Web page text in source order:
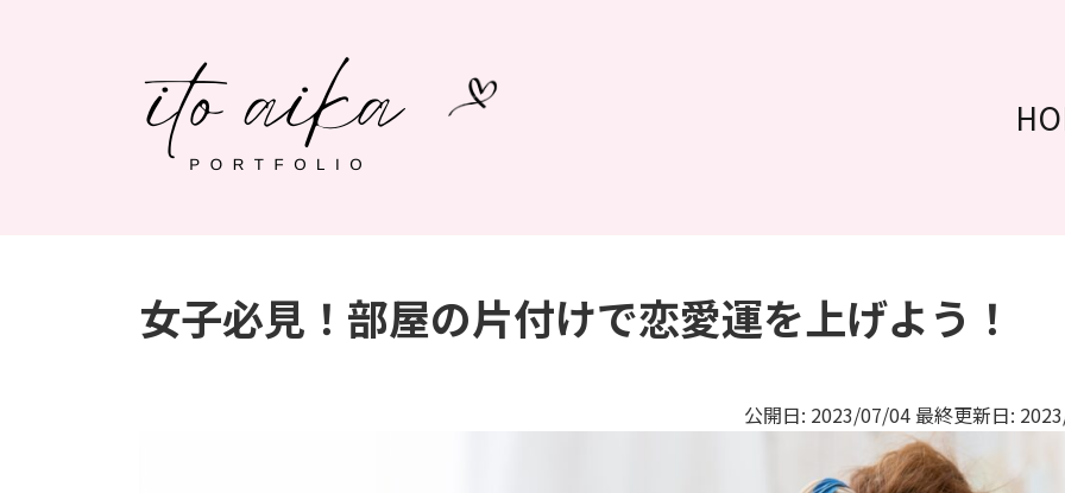
女子必見！部屋の片付けで恋愛運を上げよう！
公開日: 2023/07/04最終更新日: